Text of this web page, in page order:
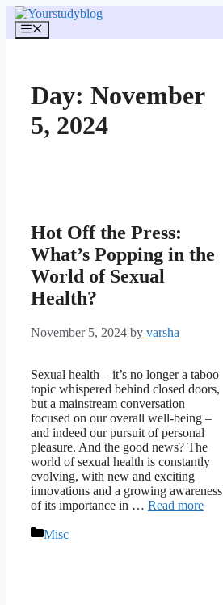
Skip
content
Menu
Day: November
5, 2024
Hot Off the Press:
What’s Popping in the
World of Sexual
Health?
November 5, 2024 by varsha
Sexual health – it’s no longer a taboo
topic whispered behind closed doors,
but a mainstream conversation
focused on our overall well-being –
and indeed our pursuit of personal
pleasure. And the good news? The
world of sexual health is constantly
evolving, with new and exciting
innovations and a growing awareness
of its importance in … Read more
Categories
Misc